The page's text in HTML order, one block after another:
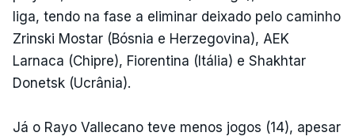
liga, tendo na fase a eliminar deixado pelo caminho
Zrinski Mostar (Bósnia e Herzegovina), AEK
Larnaca (Chipre), Fiorentina (Itália) e Shakhtar
Donetsk (Ucrânia).
Já o Rayo Vallecano teve menos jogos (14), apesar